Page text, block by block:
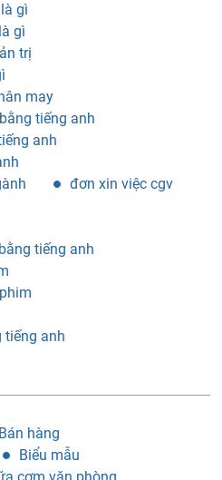
gì
gì
trị
may
tiếng anh
anh
đơn xin việc cgv
tiếng anh
tiếng anh
Bán hàng
Biểu mẫu